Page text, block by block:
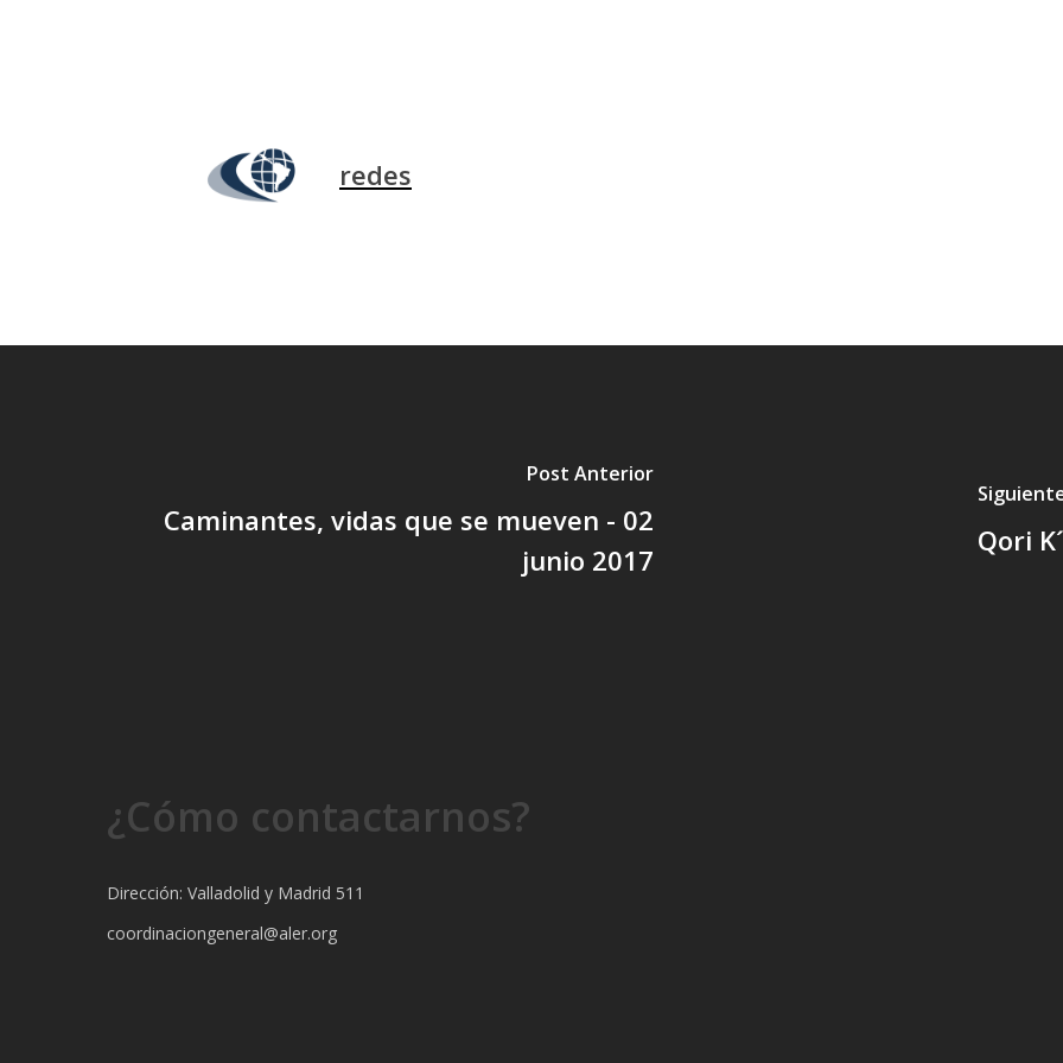
redes
Post Anterior
Caminantes, vidas que se mueven - 02
junio 2017
Qori
¿Cómo contactarnos?
Dirección: Valladolid y Madrid 511
coordinaciongeneral@aler.org